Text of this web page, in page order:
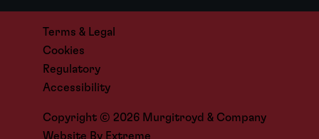
Copyright © 2026 Murgitroyd & Company
Terms & Legal
Cookies
Regulatory
Accessibility
Website By Extreme